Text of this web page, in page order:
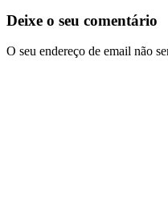
Deixe o seu comentário
O seu endereço de email não